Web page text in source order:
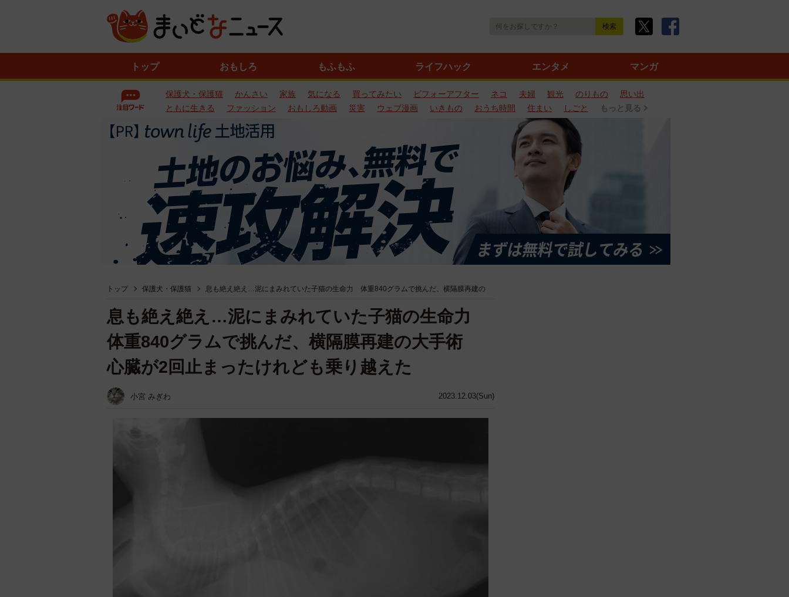
トップ おもしろ もふもふ ライフハック エンタメ マンガ
保護犬・保護猫 かんさい 家族 気になる 買ってみたい ビフォーアフター ネコ 夫婦 観光 のりもの
思い出
ともに生きる
ファッション おもしろ動画 災害 ウェブ漫画 いきもの おうち時間 住まい しごと もっと見る
トップ 保護犬・保護猫 息も絶え絶え…泥にまみれていた子猫の生命力 体重840グラムで挑んだ、横隔膜再建の
2023.12.03(Sun)
息も絶え絶え…泥にまみれていた子猫の生命力
体重840グラムで挑んだ、横隔膜再建の大手術
心臓が2回止まったけれども乗り越えた
小宮 みぎわ